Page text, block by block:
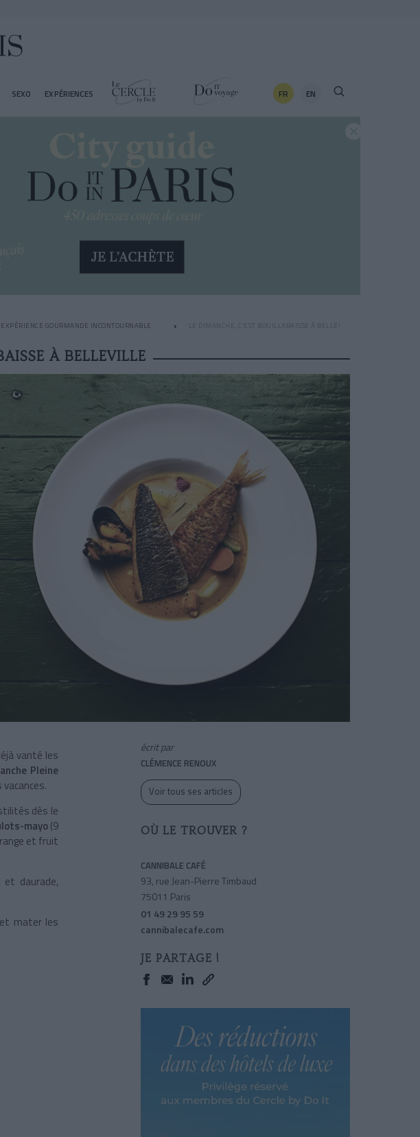
SEXO EXPÉRIENCES FR EN
GOURMANDE INCONTOURNABLE LE DIMANCHE, C’EST BOUILLABAISSE À BELLEVILLE
À BELLEVILLE
vanté les
Pleine
dès le
mayo(9
et fruit
daurade,
mater les
écrit par
CLÉMENCE RENOUX
Voir tous ses articles
OÙ LE TROUVER ?
CANNIBALE CAFÉ
93, rue Jean-Pierre Timbaud
75011 Paris
01 49 29 95 59
cannibalecafe.com
JE PARTAGE !